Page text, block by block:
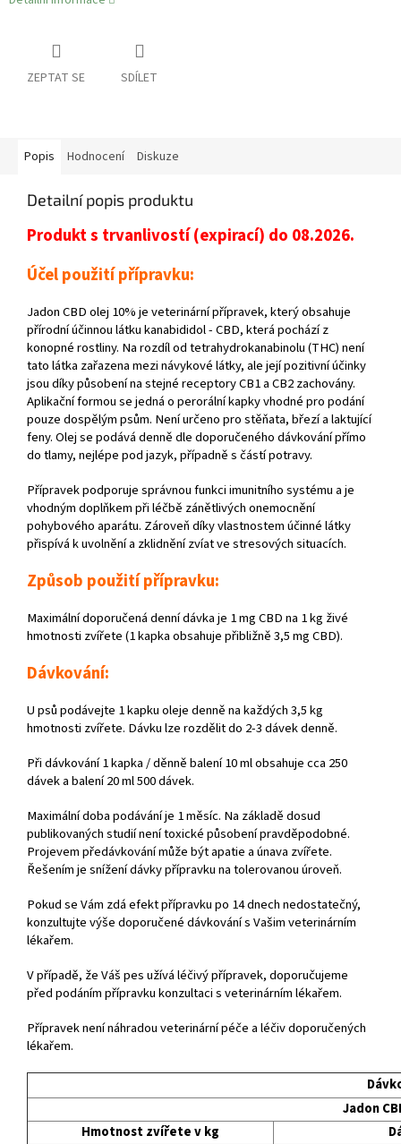
ZEPTAT SE SDÍLET
Popis Hodnocení Diskuze
Detailní popis produktu
Produkt s trvanlivostí (expirací) do 08.2026.
Účel použití přípravku:
Jadon CBD olej 10% je veterinární přípravek, který obsahuje
přírodní účinnou látku kanabididol - CBD, která pochází z
konopné rostliny. Na rozdíl od tetrahydrokanabinolu (THC) není
tato látka zařazena mezi návykové látky, ale její pozitivní účinky
jsou díky působení na stejné receptory CB1 a CB2 zachovány.
Aplikační formou se jedná o perorální kapky vhodné pro podání
pouze dospělým psům. Není určeno pro stěňata, březí a laktující
feny. Olej se podává denně dle doporučeného dávkování přímo
do tlamy, nejlépe pod jazyk, případně s částí potravy.
Přípravek podporuje správnou funkci imunitního systému a je
vhodným doplňkem při léčbě zánětlivých onemocnění
pohybového aparátu. Zároveň díky vlastnostem účinné látky
přispívá k uvolnění a zklidnění zvíat ve stresových situacích.
Způsob použití přípravku:
Maximální doporučená denní dávka je 1 mg CBD na 1 kg živé
hmotnosti zvířete (1 kapka obsahuje přibližně 3,5 mg CBD).
Dávkování:
U psů podávejte 1 kapku oleje denně na každých 3,5 kg
hmotnosti zvířete. Dávku lze rozdělit do 2-3 dávek denně.
Při dávkování 1 kapka / děnně balení 10 ml obsahuje cca 250
dávek a balení 20 ml 500 dávek.
Maximální doba podávání je 1 měsíc. Na základě dosud
publikovaných studií není toxické působení pravděpodobné.
Projevem předávkování může být apatie a únava zvířete.
Řešením je snížení dávky přípravku na tolerovanou úroveň.
Pokud se Vám zdá efekt přípravku po 14 dnech nedostatečný,
konzultujte výše doporučené dávkování s Vašim veterinárním
lékařem.
V případě, že Váš pes užívá léčivý přípravek, doporučujeme
před podáním přípravku konzultaci s veterinárním lékařem.
Přípravek není náhradou veterinární péče a léčiv doporučených
lékařem.
Jadon
Hmotnost zvířete v kg